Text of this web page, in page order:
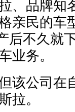
、品牌知
亲民的车
后不久就
业务。
该公司在
拉。